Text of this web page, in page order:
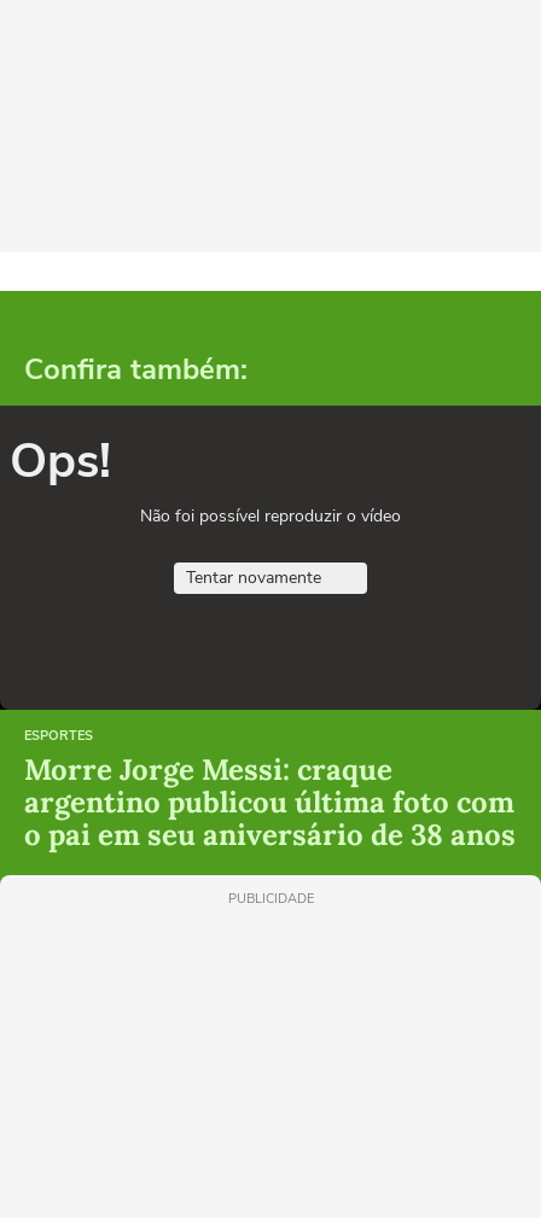
Confira também:
Ops!
Não foi possível reproduzir o vídeo
Tentar novamente
ESPORTES
Morre Jorge Messi: craque
argentino publicou última foto com
o pai em seu aniversário de 38 anos
PUBLICIDADE